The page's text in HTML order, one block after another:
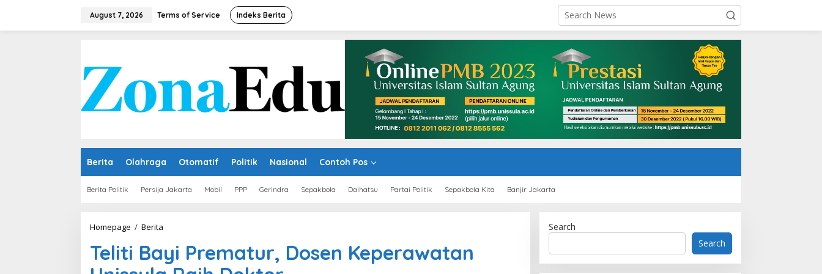
August 7, 2026 Terms of Service Indeks Berita
Berita Olahraga Otomatif Politik Nasional Contoh Pos
Berita Politik Persija Jakarta Mobil PPP Gerindra Sepakbola Daihatsu Partai Politik Sepakbola Kita Banjir Jakarta
Homepage / Berita
Prematur,
Dosen
Keperawatan
Teliti Bayi Prematur, Dosen Keperawatan
Search
Search